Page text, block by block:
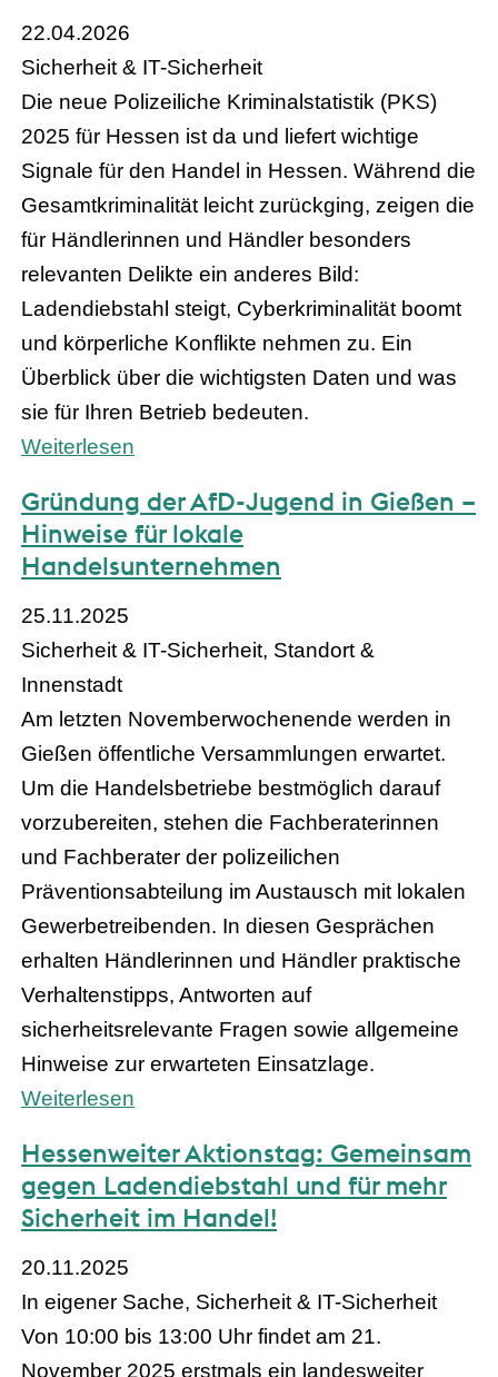
22.04.2026
Sicherheit & IT-Sicherheit
Die neue Polizeiliche Kriminalstatistik (PKS)
2025 für Hessen ist da und liefert wichtige
Signale für den Handel in Hessen. Während die
Gesamtkriminalität leicht zurückging, zeigen die
für Händlerinnen und Händler besonders
relevanten Delikte ein anderes Bild:
Ladendiebstahl steigt, Cyberkriminalität boomt
und körperliche Konflikte nehmen zu. Ein
Überblick über die wichtigsten Daten und was
sie für Ihren Betrieb bedeuten.
Weiterlesen
Gründung der AfD-Jugend in Gießen –
Hinweise für lokale
Handelsunternehmen
25.11.2025
Sicherheit & IT-Sicherheit, Standort &
Innenstadt
Am letzten Novemberwochenende werden in
Gießen öffentliche Versammlungen erwartet.
Um die Handelsbetriebe bestmöglich darauf
vorzubereiten, stehen die Fachberaterinnen
und Fachberater der polizeilichen
Präventionsabteilung im Austausch mit lokalen
Gewerbetreibenden. In diesen Gesprächen
erhalten Händlerinnen und Händler praktische
Verhaltenstipps, Antworten auf
sicherheitsrelevante Fragen sowie allgemeine
Hinweise zur erwarteten Einsatzlage.
Weiterlesen
Hessenweiter Aktionstag: Gemeinsam
gegen Ladendiebstahl und für mehr
Sicherheit im Handel!
20.11.2025
In eigener Sache, Sicherheit & IT-Sicherheit
Von 10:00 bis 13:00 Uhr findet am 21.
November 2025 erstmals ein landesweiter